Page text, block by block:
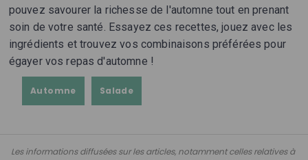
pouvez savourer la richesse de l'automne tout en prenant
soin de votre santé. Essayez ces recettes, jouez avec les
ingrédients et trouvez vos combinaisons préférées pour
égayer vos repas d'automne !
Automne Salade
Les informations diffusées sur les articles, notamment celles relatives à